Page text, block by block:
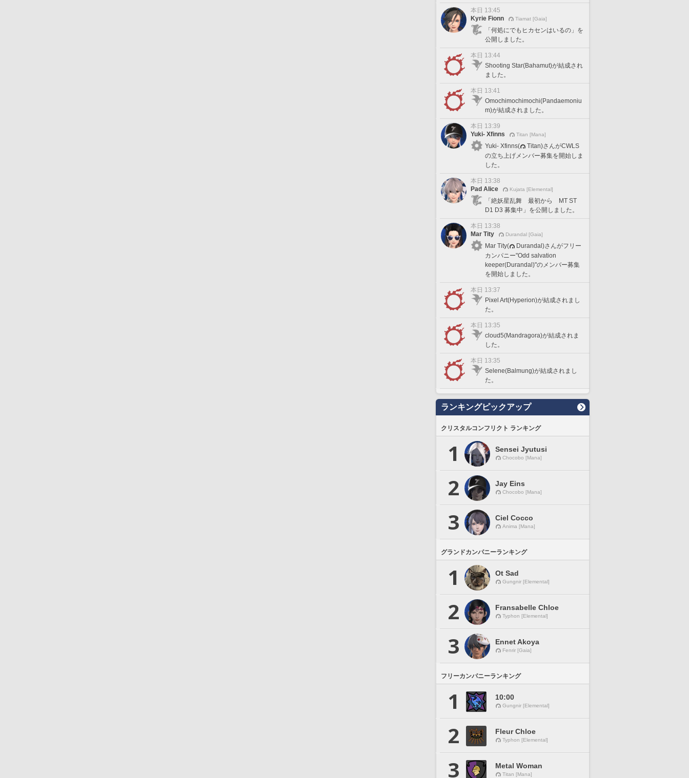
本日 13:45
Kyrie Fionn
Tiamat [Gaia]
「何処にでもヒカセンはいるの」を
公開しました。
本日 13:44
Shooting Star(Bahamut)が結成され
ました。
本日 13:41
Omochimochimochi(Pandaemoniu
m)が結成されました。
本日 13:39
Yuki- Xfinns
Titan [Mana]
Yuki- Xfinns(
Titan)さんがCWLS
の立ち上げメンバー募集を開始しま
した。
本日 13:38
Pad Alice
Kujata [Elemental]
「絶妖星乱舞 最初から MT ST
D1 D3 募集中」を公開しました。
本日 13:38
Mar Tity
Durandal [Gaia]
Mar Tity(
Durandal)さんがフリー
カンパニー"Odd salvation
keeper(Durandal)"のメンバー募集
を開始しました。
本日 13:37
Pixel Art(Hyperion)が結成されまし
た。
本日 13:35
cloud5(Mandragora)が結成されま
した。
本日 13:35
Selene(Balmung)が結成されまし
た。
ランキングピックアップ
クリスタルコンフリクト ランキング
1 Sensei Jyutusi
Chocobo [Mana]
2 Jay Eins
Chocobo [Mana]
3 Ciel Cocco
Anima [Mana]
グランドカンパニーランキング
1 Ot Sad
Gungnir [Elemental]
2 Fransabelle Chloe
Typhon [Elemental]
3 Ennet Akoya
Fenrir [Gaia]
フリーカンパニーランキング
1 10:00
Gungnir [Elemental]
2 Fleur Chloe
Typhon [Elemental]
3 Metal Woman
Titan [Mana]